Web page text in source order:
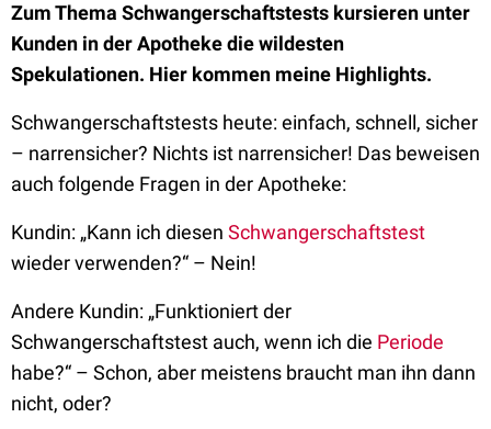
Zum Thema Schwangerschaftstests kursieren unter
Kunden in der Apotheke die wildesten
Spekulationen. Hier kommen meine Highlights.
Schwangerschaftstests heute: einfach, schnell, sicher
– narrensicher? Nichts ist narrensicher! Das beweisen
auch folgende Fragen in der Apotheke:
Kundin: „Kann ich diesen Schwangerschaftstest
wieder verwenden?“ – Nein!
Andere Kundin: „Funktioniert der
Schwangerschaftstest auch, wenn ich die Periode
habe?“ – Schon, aber meistens braucht man ihn dann
nicht, oder?